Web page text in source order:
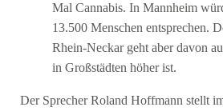
Mal Cannabis. In Mannheim
13.500 Menschen entsprechen.
Rhein-Neckar geht aber davon
in Großstädten höher ist.
Der Sprecher Roland Hoffmann stellt